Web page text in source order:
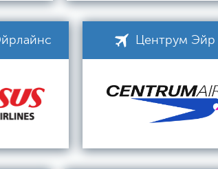
Центрум Эйр